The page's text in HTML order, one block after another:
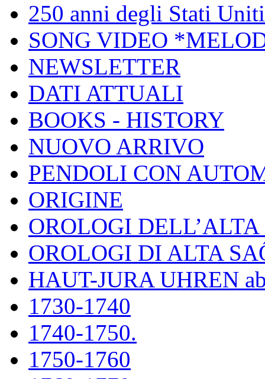
250 anni degli Stati
SONG VIDEO
NEWSLETTER
DATI ATTUALI
BOOKS - HISTORY
NUOVO ARRIVO
PENDOLI CON
ORIGINE
OROLOGI
OROLOGI DI ALTA
HAUT-JURA UHREN
1730-1740
1740-1750.
1750-1760